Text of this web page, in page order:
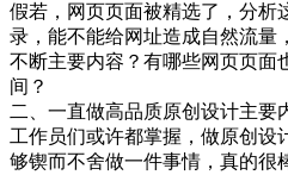
假若，网页页面被精选了，分析
录，能不能给网址造成自然流量
不断主要内容？有哪些网页页面
间？
二、一直做高品质原创设计主要
工作员们或许都掌握，做原创设
够锲而不舍做一件事情，真的很